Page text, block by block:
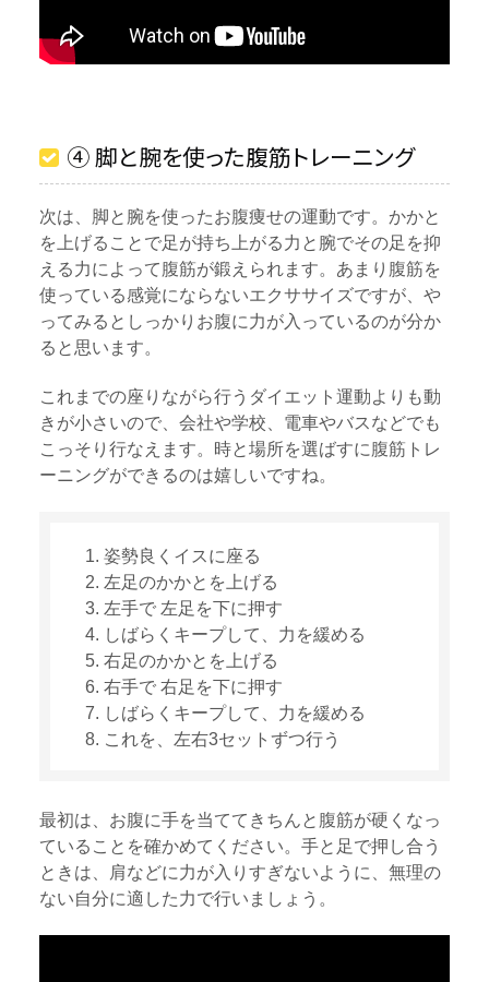
④ 脚と腕を使った腹筋トレーニング
次は、脚と腕を使ったお腹痩せの運動です。かかと
を上げることで足が持ち上がる力と腕でその足を抑
える力によって腹筋が鍛えられます。あまり腹筋を
使っている感覚にならないエクササイズですが、や
ってみるとしっかりお腹に力が入っているのが分か
ると思います。
これまでの座りながら行うダイエット運動よりも動
きが小さいので、会社や学校、電車やバスなどでも
こっそり行なえます。時と場所を選ばすに腹筋トレ
ーニングができるのは嬉しいですね。
姿勢良くイスに座る
左足のかかとを上げる
左手で 左足を下に押す
しばらくキープして、力を緩める
右足のかかとを上げる
右手で 右足を下に押す
しばらくキープして、力を緩める
これを、左右3セットずつ行う
最初は、お腹に手を当ててきちんと腹筋が硬くなっ
ていることを確かめてください。手と足で押し合う
ときは、肩などに力が入りすぎないように、無理の
ない自分に適した力で行いましょう。